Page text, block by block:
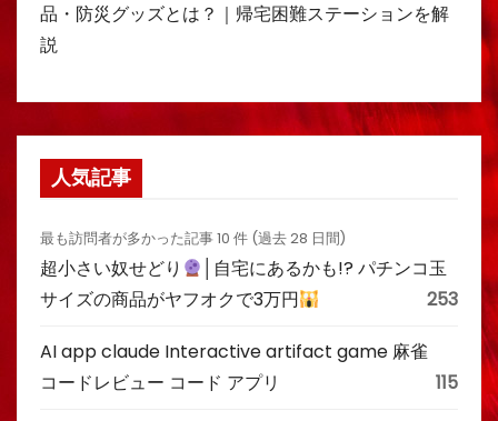
品・防災グッズとは？｜帰宅困難ステーションを解
説
人気記事
最も訪問者が多かった記事 10 件 (過去 28 日間)
超小さい奴せどり
│自宅にあるかも!? パチンコ玉
サイズの商品がヤフオクで3万円
253
AI app claude Interactive artifact game 麻雀
コードレビュー コード アプリ
115